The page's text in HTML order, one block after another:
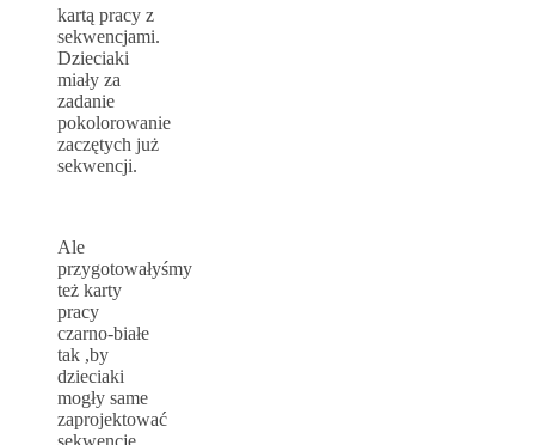
kartą pracy z
sekwencjami.
Dzieciaki
miały za
zadanie
pokolorowanie
zaczętych już
sekwencji.
Ale
przygotowałyśmy
też karty
pracy
czarno-białe
tak ,by
dzieciaki
mogły same
zaprojektować
sekwencje